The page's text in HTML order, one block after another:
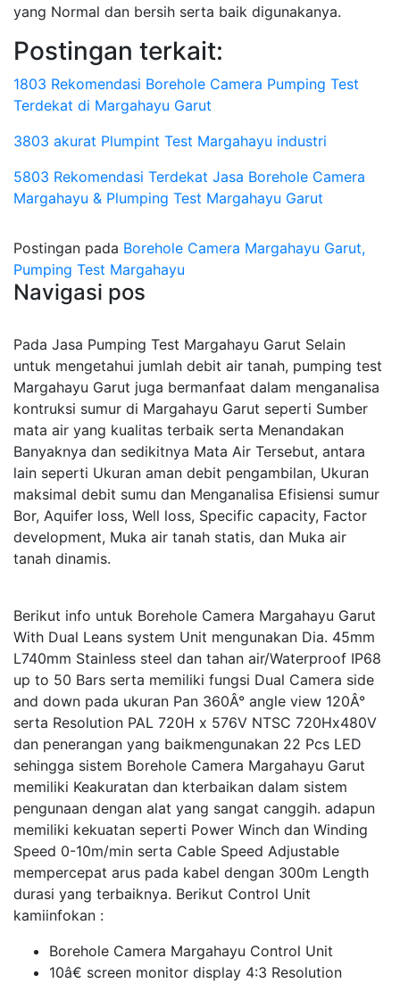
yang Normal dan bersih serta baik digunakanya.
Postingan terkait:
1803 Rekomendasi Borehole Camera Pumping Test
Terdekat di Margahayu Garut
3803 akurat Plumpint Test Margahayu industri
5803 Rekomendasi Terdekat Jasa Borehole Camera
Margahayu & Plumping Test Margahayu Garut
Postingan pada Borehole Camera Margahayu Garut,
Pumping Test Margahayu
Navigasi pos
Pada Jasa Pumping Test Margahayu Garut Selain
untuk mengetahui jumlah debit air tanah, pumping test
Margahayu Garut juga bermanfaat dalam menganalisa
kontruksi sumur di Margahayu Garut seperti Sumber
mata air yang kualitas terbaik serta Menandakan
Banyaknya dan sedikitnya Mata Air Tersebut, antara
lain seperti Ukuran aman debit pengambilan, Ukuran
maksimal debit sumu dan Menganalisa Efisiensi sumur
Bor, Aquifer loss, Well loss, Specific capacity, Factor
development, Muka air tanah statis, dan Muka air
tanah dinamis.
Berikut info untuk Borehole Camera Margahayu Garut
With Dual Leans system Unit mengunakan Dia. 45mm
L740mm Stainless steel dan tahan air/Waterproof IP68
up to 50 Bars serta memiliki fungsi Dual Camera side
and down pada ukuran Pan 360Â° angle view 120Â°
serta Resolution PAL 720H x 576V NTSC 720Hx480V
dan penerangan yang baikmengunakan 22 Pcs LED
sehingga sistem Borehole Camera Margahayu Garut
memiliki Keakuratan dan kterbaikan dalam sistem
pengunaan dengan alat yang sangat canggih. adapun
memiliki kekuatan seperti Power Winch dan Winding
Speed 0-10m/min serta Cable Speed Adjustable
mempercepat arus pada kabel dengan 300m Length
durasi yang terbaiknya. Berikut Control Unit
kamiinfokan :
Borehole Camera Margahayu Control Unit
10â€ screen monitor display 4:3 Resolution